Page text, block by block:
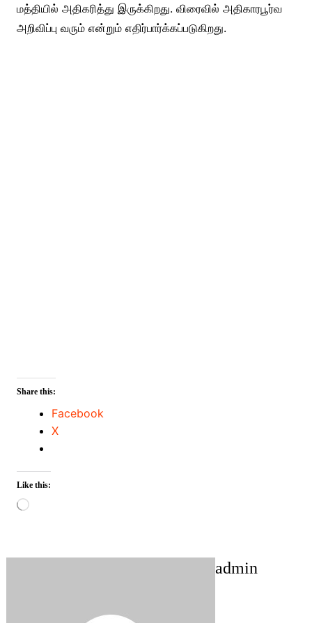
மத்தியில் அதிகரித்து இருக்கிறது. விரைவில் அதிகாரபூர்வ
அறிவிப்பு வரும் என்றும் எதிர்பார்க்கப்படுகிறது.
Share this:
Facebook
X
Like this:
Loading…
admin